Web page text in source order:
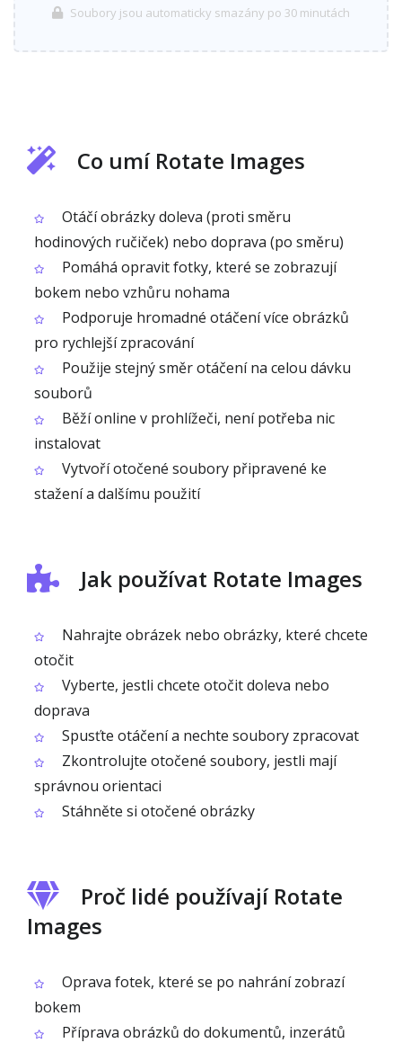
Soubory jsou automaticky smazány po 30 minutách
Co umí Rotate Images
Otáčí obrázky doleva (proti směru
hodinových ručiček) nebo doprava (po směru)
Pomáhá opravit fotky, které se zobrazují
bokem nebo vzhůru nohama
Podporuje hromadné otáčení více obrázků
pro rychlejší zpracování
Použije stejný směr otáčení na celou dávku
souborů
Běží online v prohlížeči, není potřeba nic
instalovat
Vytvoří otočené soubory připravené ke
stažení a dalšímu použití
Jak používat Rotate Images
Nahrajte obrázek nebo obrázky, které chcete
otočit
Vyberte, jestli chcete otočit doleva nebo
doprava
Spusťte otáčení a nechte soubory zpracovat
Zkontrolujte otočené soubory, jestli mají
správnou orientaci
Stáhněte si otočené obrázky
Proč lidé používají Rotate
Images
Oprava fotek, které se po nahrání zobrazí
bokem
Příprava obrázků do dokumentů, inzerátů